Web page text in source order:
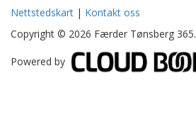
Nettstedskart | Kontakt oss
Copyright © 2026 Færder Tønsberg 365.
Powered by